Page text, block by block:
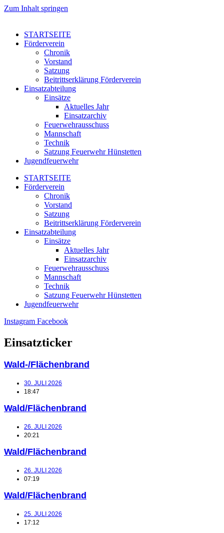
Zum Inhalt springen
STARTSEITE
Förderverein
Chronik
Vorstand
Satzung
Beitrittserklärung Förderverein
Einsatzabteilung
Einsätze
Aktuelles Jahr
Einsatzarchiv
Feuerwehrausschuss
Mannschaft
Technik
Satzung Feuerwehr Hünstetten
Jugendfeuerwehr
STARTSEITE
Förderverein
Chronik
Vorstand
Satzung
Beitrittserklärung Förderverein
Einsatzabteilung
Einsätze
Aktuelles Jahr
Einsatzarchiv
Feuerwehrausschuss
Mannschaft
Technik
Satzung Feuerwehr Hünstetten
Jugendfeuerwehr
Instagram Facebook
Einsatzticker
Wald-/Flächenbrand
30. JULI 2026
18:47
Wald/Flächenbrand
26. JULI 2026
20:21
Wald/Flächenbrand
26. JULI 2026
07:19
Wald/Flächenbrand
25. JULI 2026
17:12